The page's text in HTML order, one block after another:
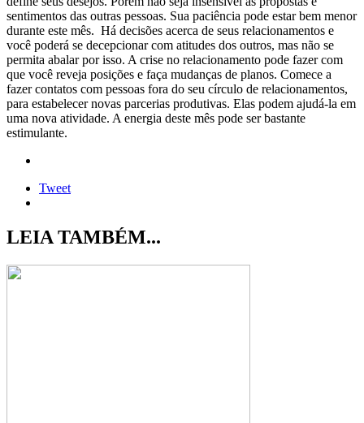
sentimentos das outras pessoas. Sua paciência pode estar bem menor
durante este mês. Há decisões acerca de seus relacionamentos e
você poderá se decepcionar com atitudes dos outros, mas não se
permita abalar por isso. A crise no relacionamento pode fazer com
que você reveja posições e faça mudanças de planos. Comece a
fazer contatos com pessoas fora do seu círculo de relacionamentos,
para estabelecer novas parcerias produtivas. Elas podem ajudá-la em
uma nova atividade. A energia deste mês pode ser bastante
estimulante.
Tweet
LEIA TAMBÉM...